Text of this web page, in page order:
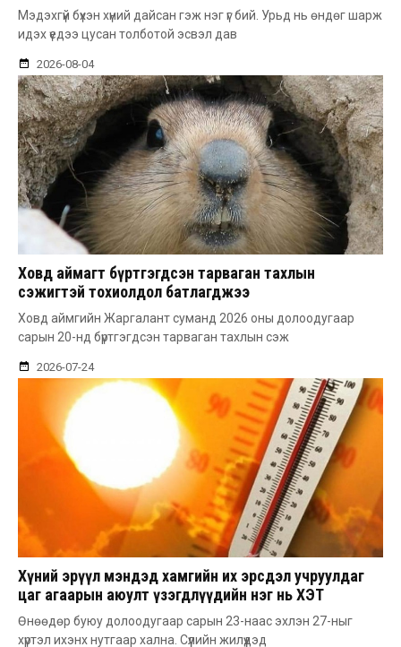
Мэдэхгүй бүхэн хүний дайсан гэж нэг үг бий. Урьд нь өндөг шарж
идэх үедээ цусан толботой эсвэл дав
2026-08-04
Ховд аймагт бүртгэгдсэн тарваган тахлын
сэжигтэй тохиолдол батлагджээ
Ховд аймгийн Жаргалант суманд 2026 оны долоодугаар
сарын 20-нд бүртгэгдсэн тарваган тахлын сэж
2026-07-24
Хүний эрүүл мэндэд хамгийн их эрсдэл учруулдаг
цаг агаарын аюулт үзэгдлүүдийн нэг нь ХЭТ
ХАЛУУН
Өнөөдөр буюу долоодугаар сарын 23-наас эхлэн 27-ныг
хүртэл ихэнх нутгаар хална. Сүүлийн жилүүдэд